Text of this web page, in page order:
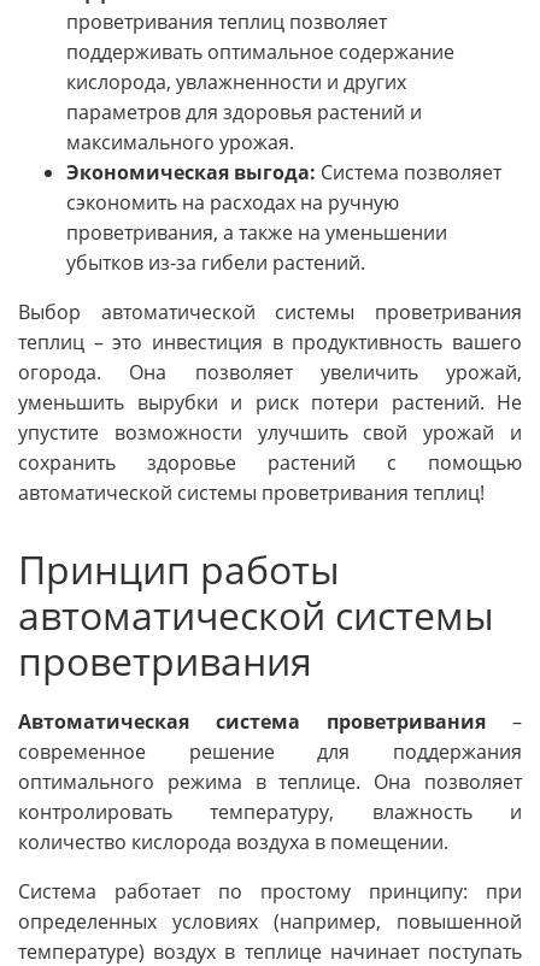
проветривания теплиц позволяет
поддерживать оптимальное содержание
кислорода, увлажненности и других
параметров для здоровья растений и
максимального урожая.
Экономическая выгода: Система позволяет
сэкономить на расходах на ручную
проветривания, а также на уменьшении
убытков из-за гибели растений.
Выбор автоматической системы проветривания
теплиц – это инвестиция в продуктивность вашего
огорода. Она позволяет увеличить урожай,
уменьшить вырубки и риск потери растений. Не
упустите возможности улучшить свой урожай и
сохранить здоровье растений с помощью
автоматической системы проветривания теплиц!
Принцип работы
автоматической системы
проветривания
Автоматическая система проветривания –
современное решение для поддержания
оптимального режима в теплице. Она позволяет
контролировать температуру, влажность и
количество кислорода воздуха в помещении.
Система работает по простому принципу: при
определенных условиях (например, повышенной
температуре) воздух в теплице начинает поступать